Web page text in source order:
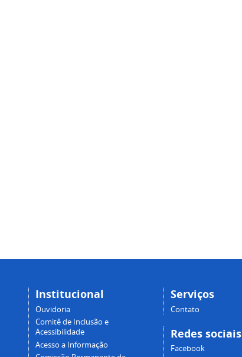
Institucional
Ouvidoria
Comitê de Inclusão e
Acessibilidade
Acesso a Informação
Serviços
Contato
Redes sociais
Facebook